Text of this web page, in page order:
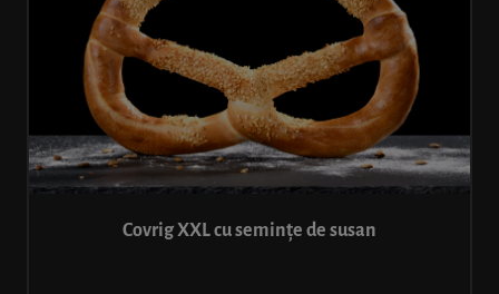
Covrig XXL cu semințe de susan